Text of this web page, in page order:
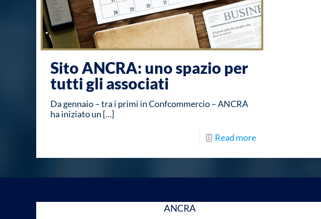
Sito ANCRA: uno spazio per
tutti gli associati
Da gennaio – tra i primi in Confcommercio – ANCRA
ha iniziato un […]
Read more
ANCRA